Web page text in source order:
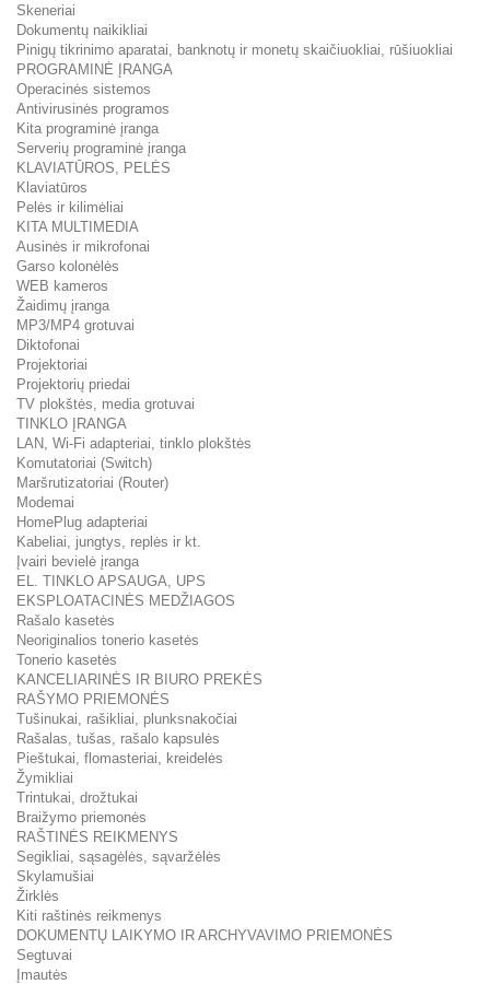
Skeneriai
Dokumentų naikikliai
Pinigų tikrinimo aparatai, banknotų ir monetų skaičiuokliai, rūšiuokliai
PROGRAMINĖ ĮRANGA
Operacinės sistemos
Antivirusinės programos
Kita programinė įranga
Serverių programinė įranga
KLAVIATŪROS, PELĖS
Klaviatūros
Pelės ir kilimėliai
KITA MULTIMEDIA
Ausinės ir mikrofonai
Garso kolonėlės
WEB kameros
Žaidimų įranga
MP3/MP4 grotuvai
Diktofonai
Projektoriai
Projektorių priedai
TV plokštės, media grotuvai
TINKLO ĮRANGA
LAN, Wi-Fi adapteriai, tinklo plokštės
Komutatoriai (Switch)
Maršrutizatoriai (Router)
Modemai
HomePlug adapteriai
Kabeliai, jungtys, replės ir kt.
Įvairi bevielė įranga
EL. TINKLO APSAUGA, UPS
EKSPLOATACINĖS MEDŽIAGOS
Rašalo kasetės
Neoriginalios tonerio kasetės
Tonerio kasetės
KANCELIARINĖS IR BIURO PREKĖS
RAŠYMO PRIEMONĖS
Tušinukai, rašikliai, plunksnakočiai
Rašalas, tušas, rašalo kapsulės
Pieštukai, flomasteriai, kreidelės
Žymikliai
Trintukai, drožtukai
Braižymo priemonės
RAŠTINĖS REIKMENYS
Segikliai, sąsagėlės, sąvaržėlės
Skylamušiai
Žirklės
Kiti raštinės reikmenys
DOKUMENTŲ LAIKYMO IR ARCHYVAVIMO PRIEMONĖS
Segtuvai
Įmautės